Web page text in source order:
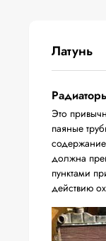
Латунь
Это
паяные
должна
пунктами
действию